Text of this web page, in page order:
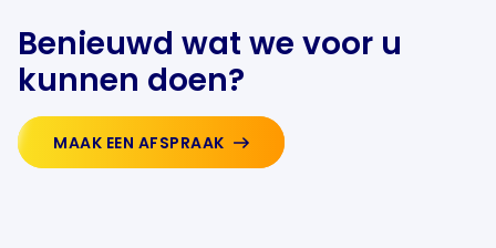
Benieuwd wat we voor u
kunnen doen?
MAAK EEN AFSPRAAK